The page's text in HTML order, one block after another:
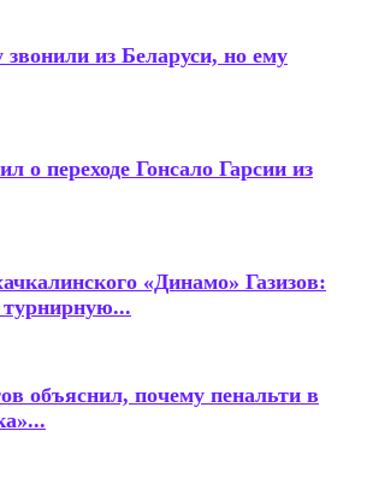
из Беларуси, но ему
о переходе Гонсало Гарсии из
«Динамо» Газизов:
турнирную...
объяснил, почему пенальти в